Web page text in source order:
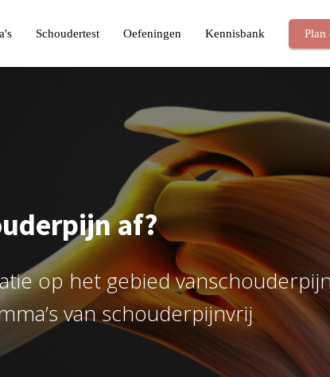
Schoudertest Oefeningen Kennisbank Plan
af?
op het gebied vanschouderpijn
van schouderpijnvrij